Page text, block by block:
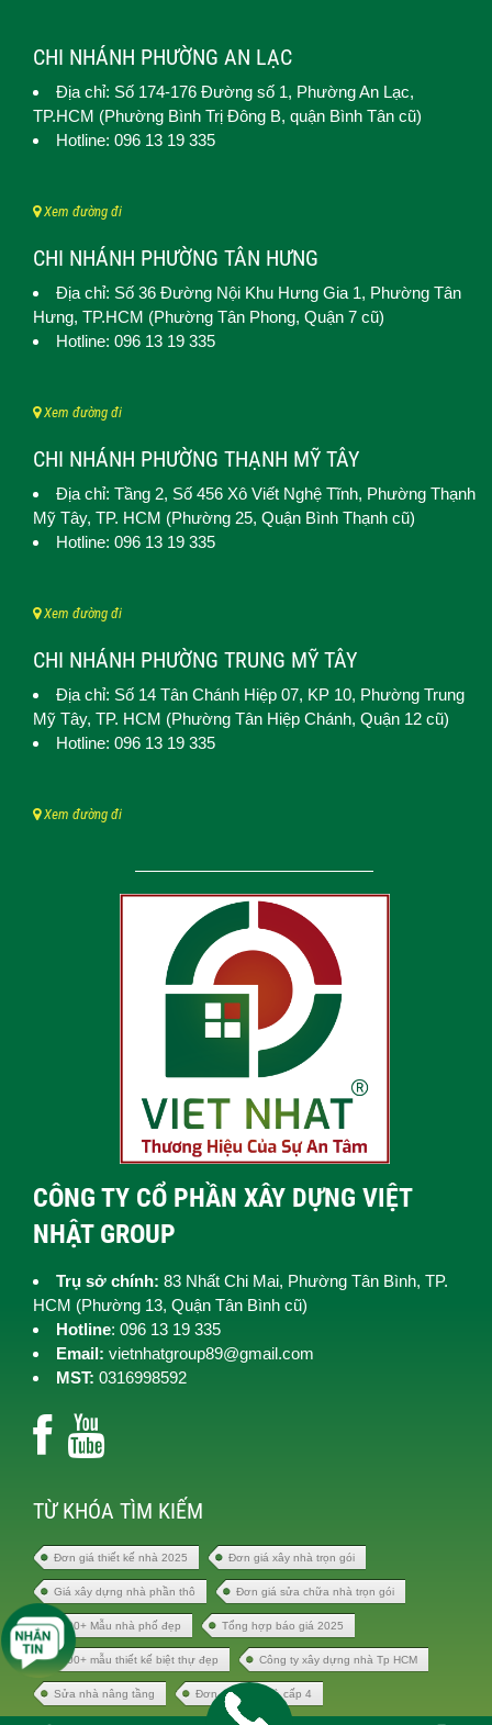
CHI NHÁNH PHƯỜNG AN LẠC
Địa chỉ: Số 174-176 Đường số 1, Phường An Lạc,
TP.HCM (Phường Bình Trị Đông B, quận Bình Tân cũ)
Hotline: 096 13 19 335
Xem đường đi
CHI NHÁNH PHƯỜNG TÂN HƯNG
Địa chỉ: Số 36 Đường Nội Khu Hưng Gia 1, Phường Tân
Hưng, TP.HCM (Phường Tân Phong, Quận 7 cũ)
Hotline: 096 13 19 335
Xem đường đi
CHI NHÁNH PHƯỜNG THẠNH MỸ TÂY
Địa chỉ: Tầng 2, Số 456 Xô Viết Nghệ Tĩnh, Phường Thạnh
Mỹ Tây, TP. HCM (Phường 25, Quận Bình Thạnh cũ)
Hotline: 096 13 19 335
Xem đường đi
CHI NHÁNH PHƯỜNG TRUNG MỸ TÂY
Địa chỉ: Số 14 Tân Chánh Hiệp 07, KP 10, Phường Trung
Mỹ Tây, TP. HCM (Phường Tân Hiệp Chánh, Quận 12 cũ)
Hotline: 096 13 19 335
Xem đường đi
CÔNG TY CỔ PHẦN XÂY DỰNG VIỆT
NHẬT GROUP
Trụ sở chính: 83 Nhất Chi Mai, Phường Tân Bình, TP.
HCM (Phường 13, Quận Tân Bình cũ)
Hotline: 096 13 19 335
Email: vietnhatgroup89@gmail.com
MST: 0316998592
TỪ KHÓA TÌM KIẾM
Đơn giá thiết kế nhà 2025 Đơn giá xây nhà trọn gói
Giá xây dựng nhà phần thô Đơn giá sửa chữa nhà trọn gói
1000+ Mẫu nhà phố đẹp Tổng hợp báo giá 2025
1000+ mẫu thiết kế biệt thự đẹp Công ty xây dựng nhà Tp HCM
Sửa nhà nâng tầng Đơn giá xây nhà cấp 4